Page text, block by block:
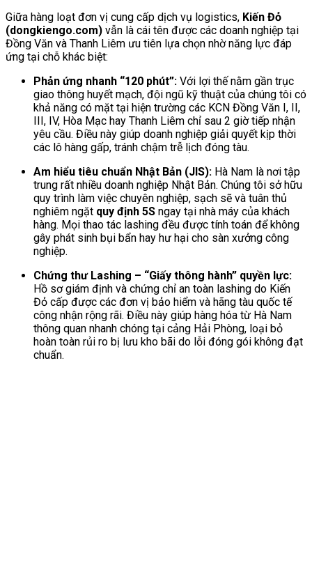
Giữa hàng loạt đơn vị cung cấp dịch vụ logistics, Kiến Đỏ
(dongkiengo.com) vẫn là cái tên được các doanh nghiệp tại
Đồng Văn và Thanh Liêm ưu tiên lựa chọn nhờ năng lực đáp
ứng tại chỗ khác biệt:
Phản ứng nhanh “120 phút”: Với lợi thế nằm gần trục
giao thông huyết mạch, đội ngũ kỹ thuật của chúng tôi có
khả năng có mặt tại hiện trường các KCN Đồng Văn I, II,
III, IV, Hòa Mạc hay Thanh Liêm chỉ sau 2 giờ tiếp nhận
yêu cầu. Điều này giúp doanh nghiệp giải quyết kịp thời
các lô hàng gấp, tránh chậm trễ lịch đóng tàu.
Am hiểu tiêu chuẩn Nhật Bản (JIS): Hà Nam là nơi tập
trung rất nhiều doanh nghiệp Nhật Bản. Chúng tôi sở hữu
quy trình làm việc chuyên nghiệp, sạch sẽ và tuân thủ
nghiêm ngặt quy định 5S ngay tại nhà máy của khách
hàng. Mọi thao tác lashing đều được tính toán để không
gây phát sinh bụi bẩn hay hư hại cho sàn xưởng công
nghiệp.
Chứng thư Lashing – “Giấy thông hành” quyền lực:
Hồ sơ giám định và chứng chỉ an toàn lashing do Kiến
Đỏ cấp được các đơn vị bảo hiểm và hãng tàu quốc tế
công nhận rộng rãi. Điều này giúp hàng hóa từ Hà Nam
thông quan nhanh chóng tại cảng Hải Phòng, loại bỏ
hoàn toàn rủi ro bị lưu kho bãi do lỗi đóng gói không đạt
chuẩn.